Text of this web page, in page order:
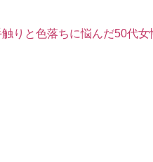
りと色落ちに悩んだ50代